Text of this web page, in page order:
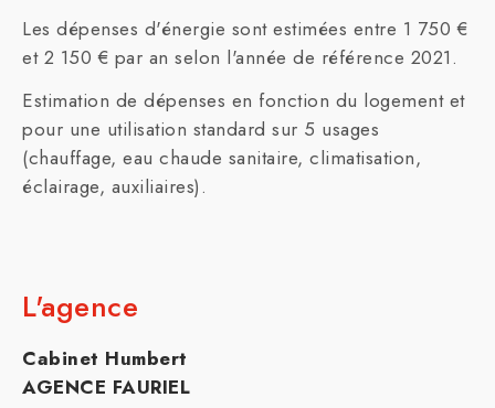
Les dépenses d'énergie sont estimées entre 1 750 €
et 2 150 € par an selon l'année de référence 2021.
Estimation de dépenses en fonction du logement et
pour une utilisation standard sur 5 usages
(chauffage, eau chaude sanitaire, climatisation,
éclairage, auxiliaires).
L'agence
Cabinet Humbert
AGENCE FAURIEL